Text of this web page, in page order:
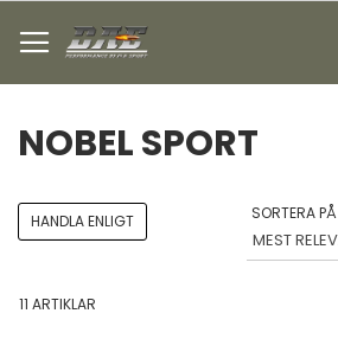
TILL
INNEHÅLLET
NOBEL SPORT
11 ARTIKLAR
SORTERA PÅ
HANDLA ENLIGT